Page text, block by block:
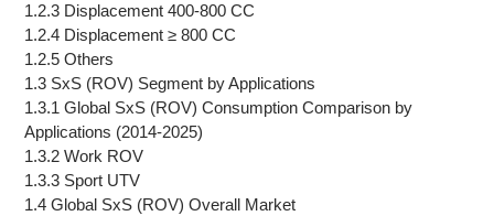
1.2.3 Displacement 400-800 CC
1.2.4 Displacement ≥ 800 CC
1.2.5 Others
1.3 SxS (ROV) Segment by Applications
1.3.1 Global SxS (ROV) Consumption Comparison by
Applications (2014-2025)
1.3.2 Work ROV
1.3.3 Sport UTV
1.4 Global SxS (ROV) Overall Market